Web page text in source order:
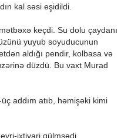
kal səsi eşidildi.
keçdi. Su dolu çaydanı
yuyub soyuducunun
aldığı pendir, kolbasa və
düzdü. Bu vaxt Murad
addım atıb, həmişəki kimi
ixtiyari gülmsədi.